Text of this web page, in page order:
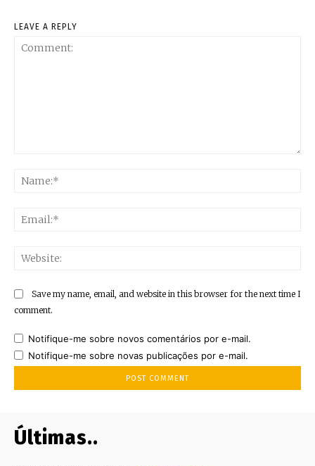
LEAVE A REPLY
Save my name, email, and website in this browser for the next time I
comment.
Notifique-me sobre novos comentários por e-mail.
Notifique-me sobre novas publicações por e-mail.
Últimas..